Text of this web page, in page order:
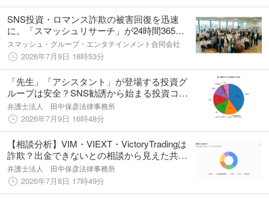
SNS投資・ロマンス詐欺の被害回復を迅速
に。「スマッシュリサーチ」が24時間365日
対応の『完全無料・初期調査＆相談窓口』を
正式開設
スマッシュ・グループ・エンタテインメント合同会社
2026年7月9日 18時53分
「先生」「アシスタント」が登場する投資グ
ループは安全？SNS勧誘から始まる投資コミ
ュニティの特徴を相談データから弁護士が分
析
弁護士法人 田中保彦法律事務所
2026年7月9日 16時48分
【相談分析】VIM・VIEXT・VictoryTradingは
詐欺？出金できないとの相談から見えた共通
点を分析
弁護士法人 田中保彦法律事務所
2026年7月8日 17時49分